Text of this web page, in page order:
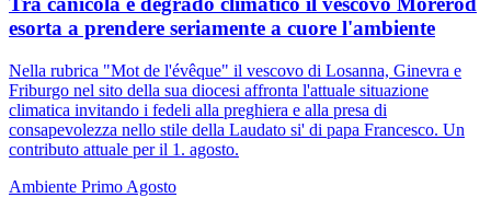
esorta a prendere seriamente a cuore l'ambiente
Nella rubrica "Mot de l'évêque" il vescovo di Losanna, Ginevra e
Friburgo nel sito della sua diocesi affronta l'attuale situazione
climatica invitando i fedeli alla preghiera e alla presa di
consapevolezza nello stile della Laudato si' di papa Francesco. Un
contributo attuale per il 1. agosto.
Ambiente Primo Agosto